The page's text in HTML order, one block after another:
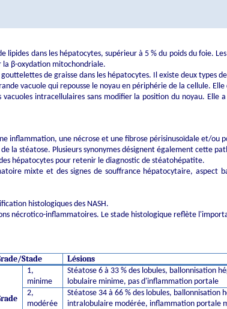
dans les hépatocytes, supérieur à 5 % du poids du foie.
la β-oxydation mitochondriale.
de graisse dans les hépatocytes. Il existe deux types
vacuole qui repousse le noyau en périphérie de la cellule.
intracellulaires sans modifier la position du noyau.
inflammation, une nécrose et une fibrose périsinusoïdale et/ou
la stéatose. Plusieurs synonymes désignent également cette
hépatocytes pour retenir le diagnostic de stéatohépatite.
mixte et des signes de souffrance hépatocytaire, aspect
histologiques des NASH.
nécrotico-inflammatoires. Le stade histologique reflète
Stade Lésions
1,
minime
Stéatose 6 à 33 % des lobules, ballonnisation
lobulaire minime, pas d'inflammation portale
2,
modérée
Stéatose 34 à 66 % des lobules,
intralobulaire modérée, inflammation portale